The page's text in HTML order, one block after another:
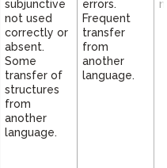
subjunctive
not used
correctly or
absent.
Some
transfer of
structures
from
another
language.
errors.
Frequent
transfer
from
another
language.